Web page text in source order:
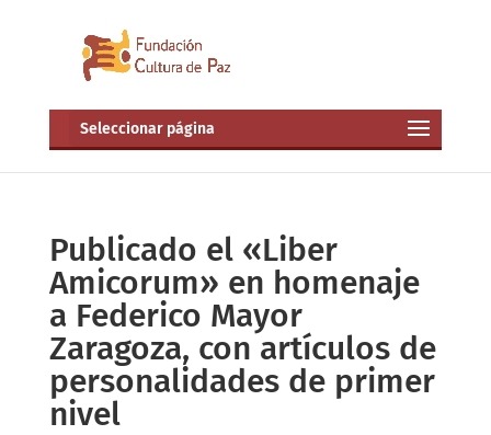
Seleccionar página
Publicado el «Liber
Amicorum» en homenaje
a Federico Mayor
Zaragoza, con artículos de
personalidades de primer
nivel